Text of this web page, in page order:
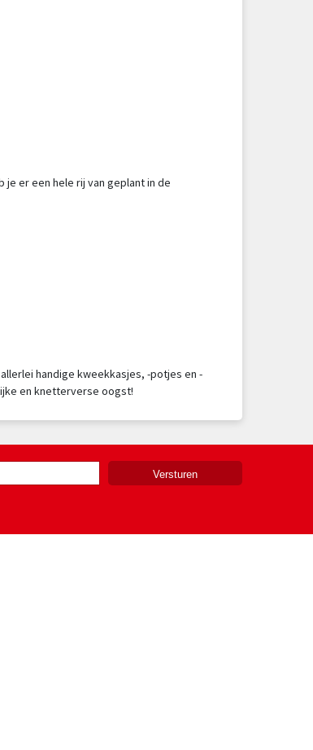
er een hele rij van geplant in de
handige kweekkasjes, -potjes en -
en knetterverse oogst!